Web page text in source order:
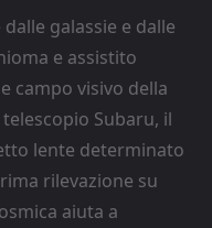
galassie e dalle
e assistito
campo visivo della
telescopio Subaru, il
lente determinato
rilevazione su
aiuta a